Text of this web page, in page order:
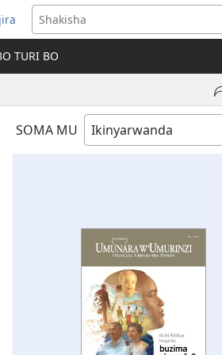
TURI BO
SOMA MU